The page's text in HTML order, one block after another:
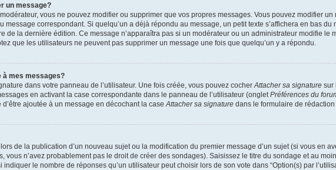
un message?
vous ne pouvez modifier ou supprimer que vos propres messages. Vous pouvez modifier
message correspondant. Si quelqu’un a déjà répondu au message, un petit texte s’affichera en bas
de la dernière édition. Ce message n’apparaîtra pas si un modérateur ou un administrateur modifie
que les utilisateurs ne peuvent pas supprimer un message une fois que quelqu’un y a répondu.
à mes messages?
dans votre panneau de l’utilisateur. Une fois créée, vous pouvez cocher Attacher sa signature sur
en activant la case correspondante dans le panneau de l’utilisateur (onglet Préférences du
ajoutée à un message en décochant la case Attacher sa signature dans le formulaire de rédaction
de la publication d’un nouveau sujet ou la modification du premier message d’un sujet (si vous en
vous n’avez probablement pas le droit de créer des sondages). Saisissez le titre du sondage et au
le nombre de réponses qu’un utilisateur peut choisir lors de son vote dans “Option(s) par